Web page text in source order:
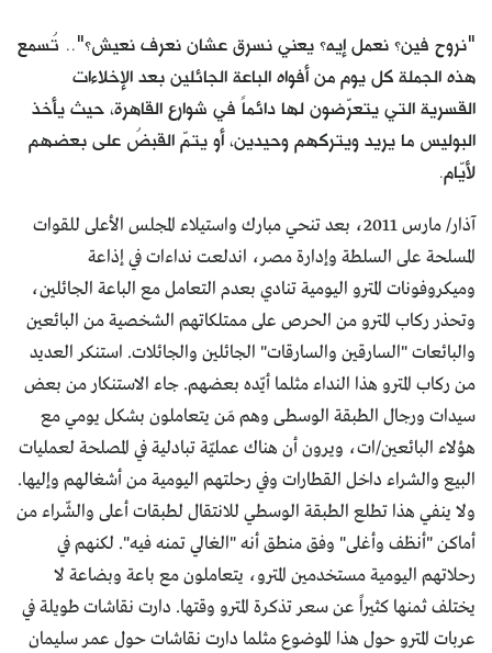
"نروح فين؟ نعمل إيه؟ يعني نسرق عشان نعرف نعيش؟".. تُسمع
هذه الجملة كل يوم من أفواه الباعة الجائلين بعد الإخلاءات
القسرية التي يتعرّضون لها دائماً في شوارع القاهرة، حيث يأخذ
البوليس ما يريد ويتركهم وحيدين، أو يتمّ القبضُ على بعضهم
لأيّام.
آذار/ مارس 2011، بعد تنحي مبارك واستيلاء المجلس الأعلى للقوات
المسلحة على السلطة وإدارة مصر، اندلعت نداءات في إذاعة
وميكروفونات المترو اليومية تنادي بعدم التعامل مع الباعة الجائلين،
وتحذر ركاب المترو من الحرص على ممتلكاتهم الشخصية من البائعين
والبائعات "السارقين والسارقات" الجائلين والجائلات. استنكر العديد
من ركاب المترو هذا النداء مثلما أيّده بعضهم. جاء الاستنكار من بعض
سيدات ورجال الطبقة الوسطى وهم مَن يتعاملون بشكل يومي مع
هؤلاء البائعين/ات، ويرون أن هناك عمليّة تبادلية في المصلحة لعمليات
البيع والشراء داخل القطارات وفي رحلتهم اليومية من أشغالهم وإليها.
ولا ينفي هذا تطلع الطبقة الوسطي للانتقال لطبقات أعلى والشّراء من
أماكن "أنظف وأغلى" وفق منطق أنه "الغالي تمنه فيه". لكنهم في
رحلاتهم اليومية مستخدمين المترو، يتعاملون مع باعة وبضاعة لا
يختلف ثمنها كثيراً عن سعر تذكرة المترو وقتها. دارت نقاشات طويلة في
عربات المترو حول هذا الموضوع مثلما دارت نقاشات حول عمر سليمان